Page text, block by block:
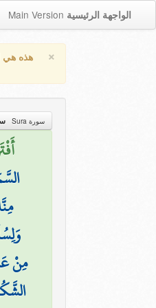
Main Version الواجهة الرئيسية
× هذه هي
سورة Sura
مِنْ